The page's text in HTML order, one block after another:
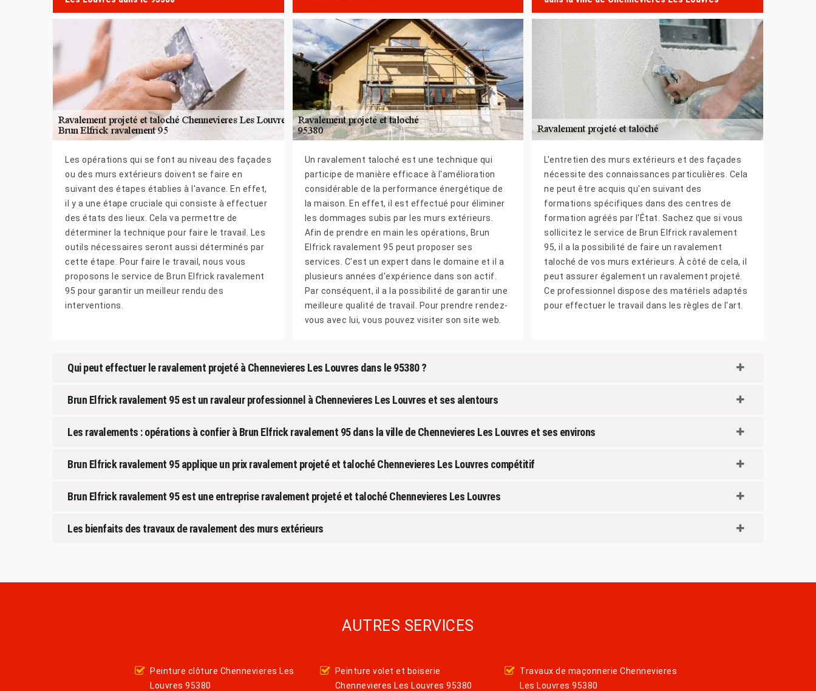
Les opérations qui se font au niveau des façades
ou des murs extérieurs doivent se faire en
suivant des étapes établies à l'avance. En effet,
il y a une étape cruciale qui consiste à effectuer
des états des lieux. Cela va permettre de
déterminer la technique pour faire le travail. Les
outils nécessaires seront aussi déterminés par
cette étape. Pour faire le travail, nous vous
proposons le service de Brun Elfrick ravalement
95 pour garantir un meilleur rendu des
interventions.
Un ravalement taloché est une technique qui
participe de manière efficace à l'amélioration
considérable de la performance énergétique de
la maison. En effet, il est effectué pour éliminer
les dommages subis par les murs extérieurs.
Afin de prendre en main les opérations, Brun
Elfrick ravalement 95 peut proposer ses
services. C'est un expert dans le domaine et il a
plusieurs années d'expérience dans son actif.
Par conséquent, il a la possibilité de garantir une
meilleure qualité de travail. Pour prendre rendez-
vous avec lui, vous pouvez visiter son site web.
L'entretien des murs extérieurs et des façades
nécessite des connaissances particulières. Cela
ne peut être acquis qu'en suivant des
formations spécifiques dans des centres de
formation agréés par l'État. Sachez que si vous
sollicitez le service de Brun Elfrick ravalement
95, il a la possibilité de faire un ravalement
taloché de vos murs extérieurs. À côté de cela, il
peut assurer également un ravalement projeté.
Ce professionnel dispose des matériels adaptés
pour effectuer le travail dans les règles de l'art.
Qui peut effectuer le ravalement projeté à Chennevieres Les Louvres dans le 95380 ?
Brun Elfrick ravalement 95 est un ravaleur professionnel à Chennevieres Les Louvres et ses alentours
Les ravalements : opérations à confier à Brun Elfrick ravalement 95 dans la ville de Chennevieres Les Louvres et ses environs
Brun Elfrick ravalement 95 applique un prix ravalement projeté et taloché Chennevieres Les Louvres compétitif
Brun Elfrick ravalement 95 est une entreprise ravalement projeté et taloché Chennevieres Les Louvres
Les bienfaits des travaux de ravalement des murs extérieurs
AUTRES SERVICES
Peinture clôture Chennevieres Les
Louvres 95380
Peinture volet et boiserie
Chennevieres Les Louvres 95380
Travaux de maçonnerie Chennevieres
Les Louvres 95380